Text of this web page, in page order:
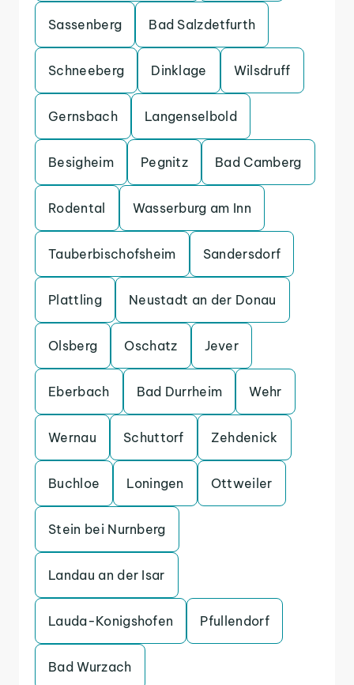
Sassenberg Bad Salzdetfurth
Schneeberg Dinklage Wilsdruff
Gernsbach Langenselbold
Besigheim Pegnitz Bad Camberg
Rodental Wasserburg am Inn
Tauberbischofsheim Sandersdorf
Plattling Neustadt an der Donau
Olsberg Oschatz Jever
Eberbach Bad Durrheim Wehr
Wernau Schuttorf Zehdenick
Buchloe Loningen Ottweiler
Stein bei Nurnberg
Landau an der Isar
Lauda-Konigshofen Pfullendorf
Bad Wurzach